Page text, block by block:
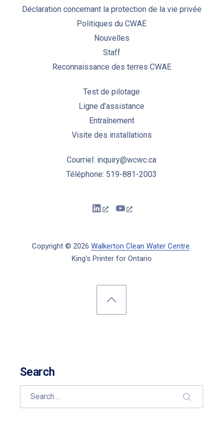
Déclaration concernant la protection de la vie privée
Politiques du CWAE
Nouvelles
Staff
Reconnaissance des terres CWAE
Test de pilotage
Ligne d’assistance
Entraînement
Visite des installations
Courriel: inquiry@wcwc.ca
Téléphone: 519-881-2003
Copyright © 2026 Walkerton Clean Water Centre.
King's Printer for Ontario
New WindowNew Window
Search
Search
SEARCH